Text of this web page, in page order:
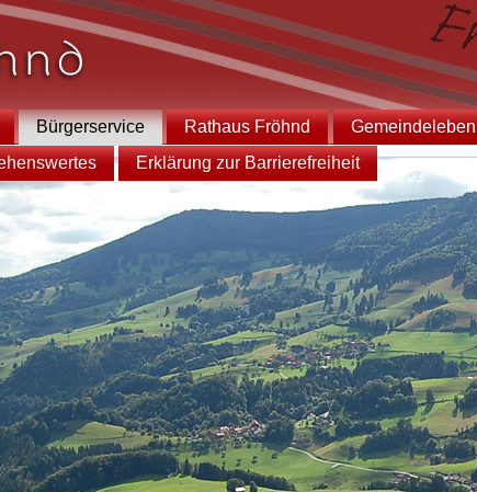
Bürgerservice Rathaus Fröhnd Gemeindeleben
Erklärung zur Barrierefreiheit